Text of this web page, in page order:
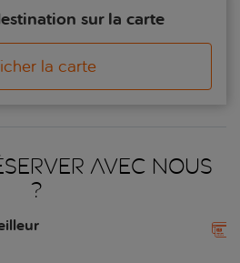
sur la carte
la carte
avec nous
?